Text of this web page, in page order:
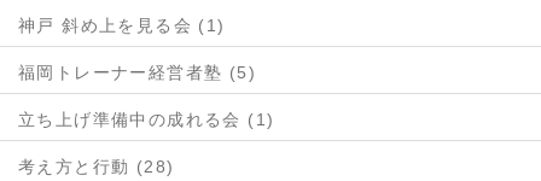
神戸 斜め上を見る会 (1)
福岡トレーナー経営者塾 (5)
立ち上げ準備中の成れる会 (1)
考え方と行動 (28)